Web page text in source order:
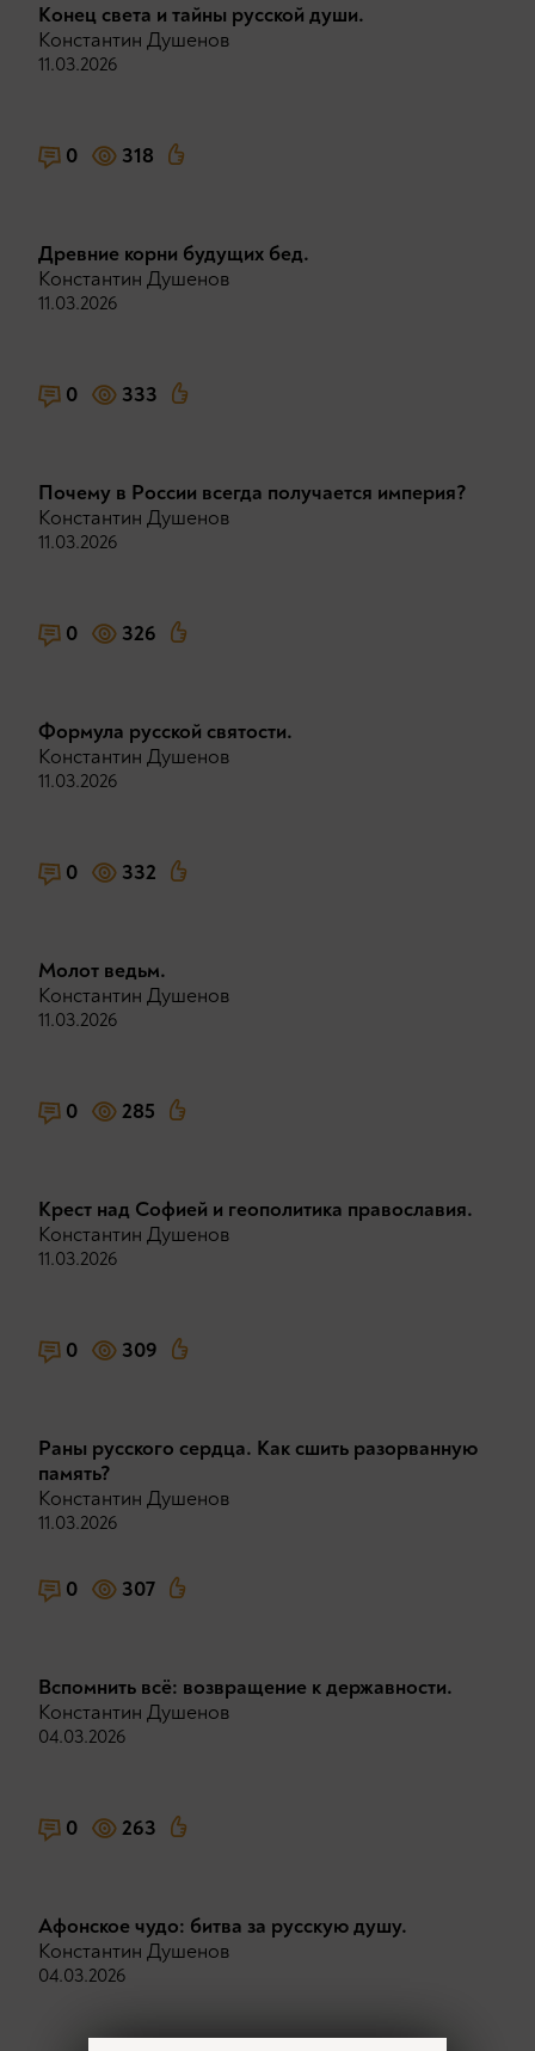
Конец света и тайны русской души.
Константин Душенов
11.03.2026
0 318
Древние корни будущих бед.
Константин Душенов
11.03.2026
0 333
Почему в России всегда получается империя?
Константин Душенов
11.03.2026
0 326
Формула русской святости.
Константин Душенов
11.03.2026
0 332
Молот ведьм.
Константин Душенов
11.03.2026
0 285
Крест над Софией и геополитика православия.
Константин Душенов
11.03.2026
0 309
Раны русского сердца. Как сшить разорванную
память?
Константин Душенов
11.03.2026
0 307
Вспомнить всё: возвращение к державности.
Константин Душенов
04.03.2026
0 263
Афонское чудо: битва за русскую душу.
Константин Душенов
04.03.2026